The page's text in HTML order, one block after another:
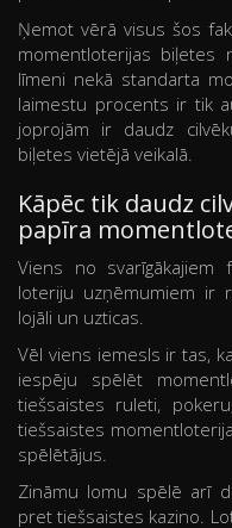
Ņemot vērā visus šos
momentloterijas biļetes
līmeni nekā standarta
laimestu procents ir tik
joprojām ir daudz
biļetes vietējā veikalā.
Kāpēc tik daudz
papīra
Viens no svarīgākajiem
loteriju uzņēmumiem ir
lojāli un uzticas.
Vēl viens iemesls ir tas,
iespēju spēlēt
tiešsaistes ruleti,
tiešsaistes
spēlētājus.
Zināmu lomu spēlē arī
pret tiešsaistes kazino.